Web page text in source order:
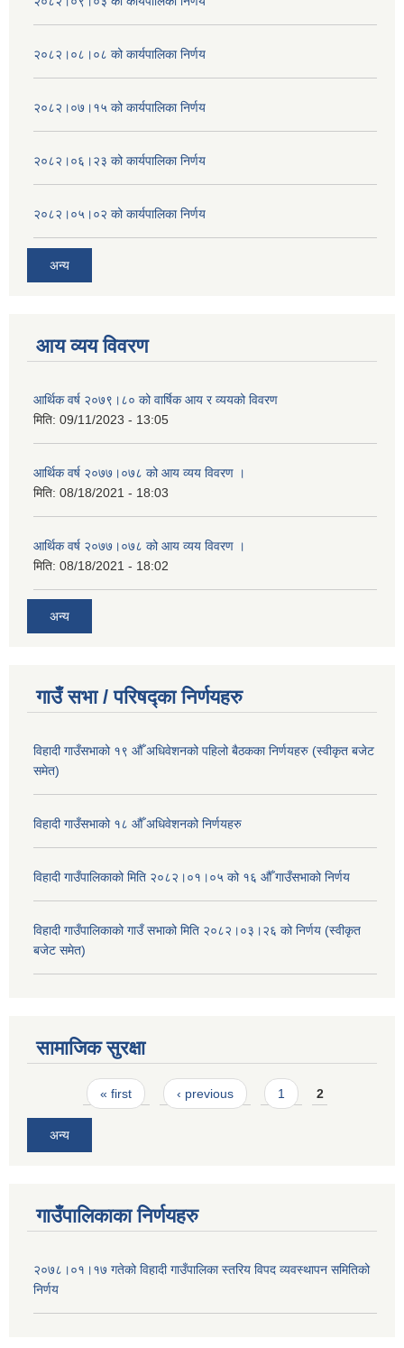
२०८२।०८।०८ को कार्यपालिका निर्णय
२०८२।०७।१५ को कार्यपालिका निर्णय
२०८२।०६।२३ को कार्यपालिका निर्णय
२०८२।०५।०२ को कार्यपालिका निर्णय
अन्य
आय व्यय विवरण
आर्थिक वर्ष २०७९।८० को वार्षिक आय र व्ययको विवरण
मिति: 09/11/2023 - 13:05
आर्थिक वर्ष २०७७।०७८ को आय व्यय विवरण ।
मिति: 08/18/2021 - 18:03
आर्थिक वर्ष २०७७।०७८ को आय व्यय विवरण ।
मिति: 08/18/2021 - 18:02
अन्य
गाउँ सभा / परिषद्का निर्णयहरु
विहादी गाउँसभाको १९ औँ अधिवेशनको पहिलो बैठकका निर्णयहरु (स्वीकृत बजेट
समेत)
विहादी गाउँसभाको १८ औँ अधिवेशनको निर्णयहरु
विहादी गाउँपालिकाको मिति २०८२।०१।०५ को १६ औँ गाउँसभाको निर्णय
विहादी गाउँपालिकाको गाउँ सभाको मिति २०८२।०३।२६ को निर्णय (स्वीकृत
बजेट समेत)
सामाजिक सुरक्षा
Pages« first ‹ previous 1 2
अन्य
गाउँपालिकाका निर्णयहरु
२०७८।०१।१७ गतेको विहादी गाउँपालिका स्तरिय विपद व्यवस्थापन समितिको
निर्णय